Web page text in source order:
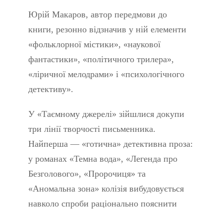
Юрій Макаров, автор передмови до
книги, резонно відзначив у ній елементи
«фольклорної містики», «наукової
фантастики», «політичного трилера»,
«ліричної мелодрами» і «психологічного
детективу».
У «Таємному джерелі» зійшлися докупи
три лінії творчості письменника.
Найперша — «готична» детективна проза:
у романах «Темна вода», «Легенда про
Безголового», «Пророчиця» та
«Аномальна зона» колізія вибудовується
навколо спроби раціонально пояснити